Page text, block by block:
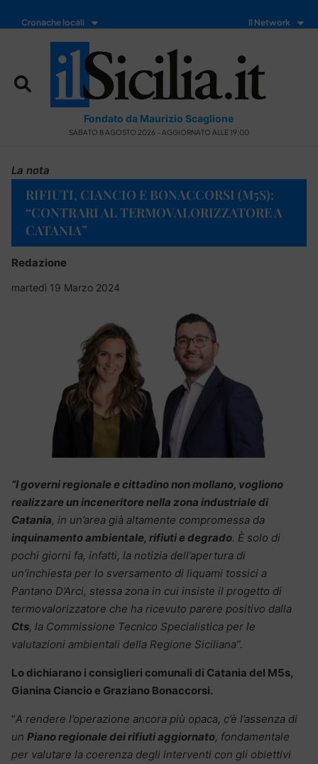
Cronache locali Il Network
Fondato da Maurizio Scaglione
SABATO 8 AGOSTO 2026 - AGGIORNATO ALLE 19:00
La nota
RIFIUTI, CIANCIO E BONACCORSI (M5S):
“CONTRARI AL TERMOVALORIZZATORE A
CATANIA”
Redazione
martedì 19 Marzo 2024
“I governi regionale e cittadino non mollano, vogliono
realizzare un inceneritore nella zona industriale di
Catania, in un’area già altamente compromessa da
inquinamento ambientale, rifiuti e degrado. È solo di
pochi giorni fa, infatti, la notizia dell’apertura di
un’inchiesta per lo sversamento di liquami tossici a
Pantano D’Arci, stessa zona in cui insiste il progetto di
termovalorizzatore che ha ricevuto parere positivo dalla
Cts, la Commissione Tecnico Specialistica per le
valutazioni ambientali della Regione Siciliana”.
Lo dichiarano i consiglieri comunali di Catania del M5s,
Gianina Ciancio e Graziano Bonaccorsi.
“A rendere l’operazione ancora più opaca, c’è l’assenza di
un Piano regionale dei rifiuti aggiornato, fondamentale
per valutare la coerenza degli interventi con gli obiettivi